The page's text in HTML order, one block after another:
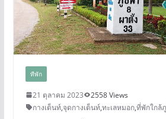
ทีพัก
21 ตุลาคม 2023
2558 Views
กางเต็นท์,จุดกางเต็นท์,ทะเลหมอก,ที่พักใกล้